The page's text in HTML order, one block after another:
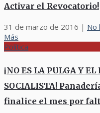
Activar el Revocatorio!
31 de marzo de 2016 | No
Más
Política
¡NO ES LA PULGA Y
SOCIALISTA!
finalice el mes por